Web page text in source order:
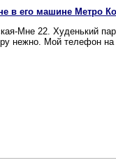
в его машине Метро
Мне 22. Худенький
нежно. Мой телефон